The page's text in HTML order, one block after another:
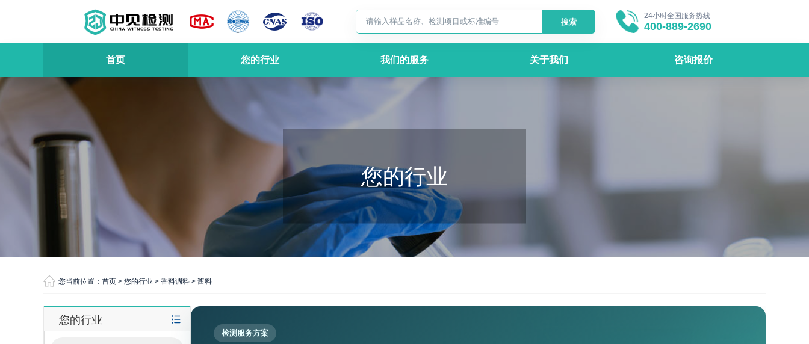
搜索
24小时全国服务热线
400-889-2690
首页 您的行业 我们的服务 关于我们 咨询报价
您的行业
您当前位置： 首页 > 您的行业 > 香料调料 > 酱料
您的行业
检测服务方案